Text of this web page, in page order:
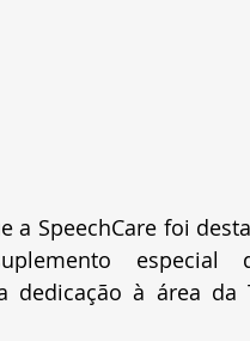
a SpeechCare foi
especial
dedicação à área da